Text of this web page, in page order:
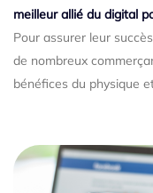
meilleur allié du digital
Pour assurer leur
de nombreux
bénéfices du physique